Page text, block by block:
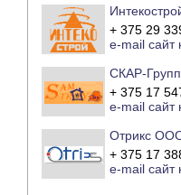
+ 375 29
e-mail сайт
СКАР-
+ 375 17
e-mail сайт
Отрикс
+ 375 17
e-mail сайт